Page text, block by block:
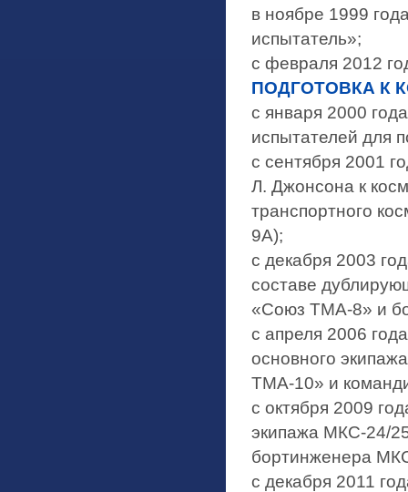
в ноябре 1999
испытатель»;
с февраля 2012
ПОДГОТОВКА К
с января 2000
испытателей для
с сентября 2001
Л. Джонсона к
транспортного
9А);
с декабря 2003
составе
«Союз ТМА-8» и
с апреля 2006
основного
ТМА-10» и
с октября 2009
экипажа МКС-24/
бортинженера
с декабря 2011